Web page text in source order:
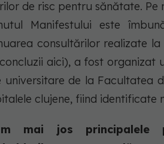
de risc pentru sănătate.
Manifestului este
consultărilor realizate
aici), a fost
universitare de la Facultatea
clujene, fiind identificate
mai jos principalele